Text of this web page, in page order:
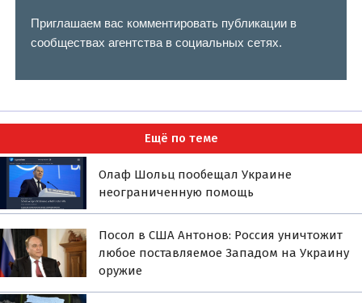
Приглашаем вас комментировать публикации в
сообществах агентства в социальных сетях.
Ещё по теме
Олаф Шольц пообещал Украине
неограниченную помощь
Посол в США Антонов: Россия уничтожит
любое поставляемое Западом на Украину
оружие